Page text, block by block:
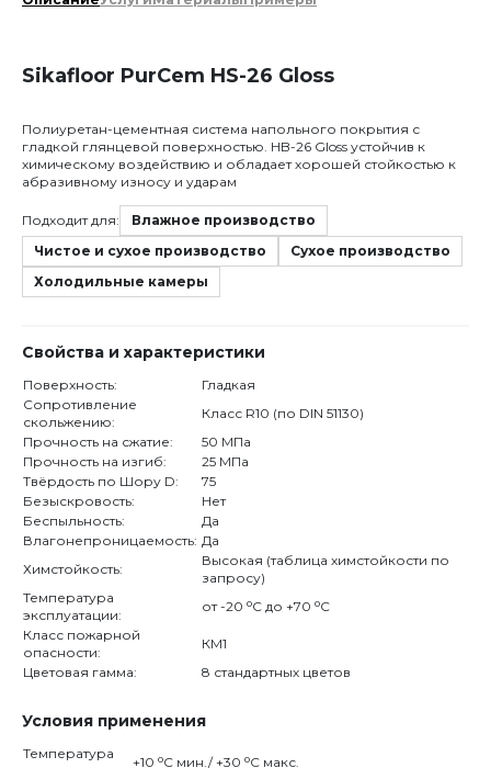
Sikafloor PurCem HS-26 Gloss
Полиуретан-цементная система напольного покрытия с
гладкой глянцевой поверхностью. HB-26 Gloss устойчив к
химическому воздействию и обладает хорошей стойкостью к
абразивному износу и ударам
Подходит для:
Влажное производство
Чистое и сухое производство
Сухое производство
Холодильные камеры
Свойства и характеристики
Поверхность:
Гладкая
Сопротивление
скольжению:
Класс R10 (по DIN 51130)
Прочность на сжатие:
50 МПа
Прочность на изгиб:
25 МПа
Твёрдость по Шору D:
75
Безыскровость:
Нет
Беспыльность:
Да
Влагонепроницаемость: Да
Химстойкость:
Высокая (таблица химстойкости по
запросу)
Температура
эксплуатации:
от -20 oС до +70 oС
Класс пожарной
опасности:
КМ1
Цветовая гамма:
8 стандартных цветов
Условия применения
Температура
+10 oС мин./ +30 oС макс.